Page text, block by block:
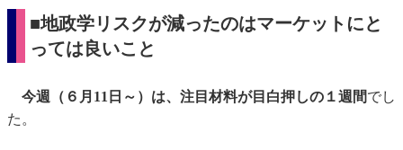
■地政学リスクが減ったのはマーケットにと
っては良いこと
今週（６月11日～）は、注目材料が目白押しの１週間でし
た。